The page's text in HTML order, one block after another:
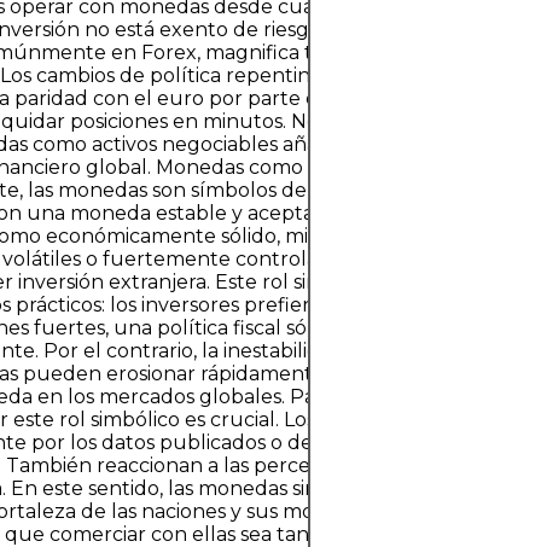
operar con monedas desde cualquier lugar con un
no está exento de riesgos. El apalancamiento,
en Forex, magnifica tanto las ganancias
cambios de política repentinos, como la eliminación
paridad con el euro por parte del Banco Nacional
posiciones en minutos. No obstante, la
como activos negociables añade otra dimensión a
global. Monedas como Símbolos de Confianza
las monedas son símbolos de credibilidad y
una moneda estable y aceptada globalmente a
económicamente sólido, mientras que aquellos con
volátiles o fuertemente controladas pueden tener
inversión extranjera. Este rol simbólico a menudo
prácticos: los inversores prefieren monedas que
fuertes, una política fiscal sólida y una gobernanza
Por el contrario, la inestabilidad política o una mala
pueden erosionar rápidamente la confianza y
en los mercados globales. Para los participantes de
este rol simbólico es crucial. Los mercados no se
por los datos publicados o declaraciones de los
También reaccionan a las percepciones de credibilidad
En este sentido, las monedas sirven como referendos
de las naciones y sus modelos económicos, una
comerciar con ellas sea tanto fascinante como